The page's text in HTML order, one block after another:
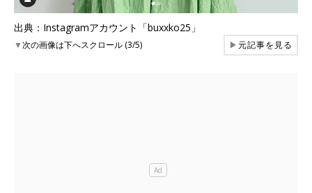
出典：Instagramアカウント「buxxko25」
▼次の画像は下へスクロール (3/5) ▶元記事を見る